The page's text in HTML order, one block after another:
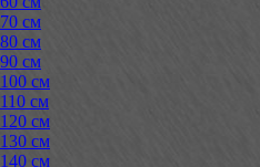
70 см
80 см
90 см
100 см
110 см
120 см
130 см
140 см